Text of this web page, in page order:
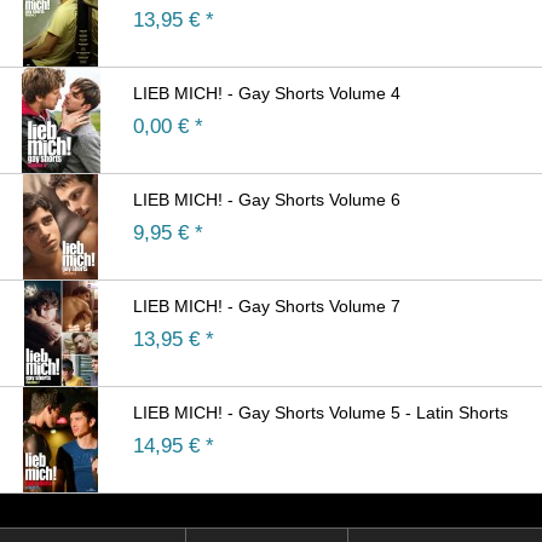
13,95 € *
LIEB MICH! - Gay Shorts Volume 4
0,00 € *
LIEB MICH! - Gay Shorts Volume 6
9,95 € *
LIEB MICH! - Gay Shorts Volume 7
13,95 € *
LIEB MICH! - Gay Shorts Volume 5 - Latin Shorts
14,95 € *